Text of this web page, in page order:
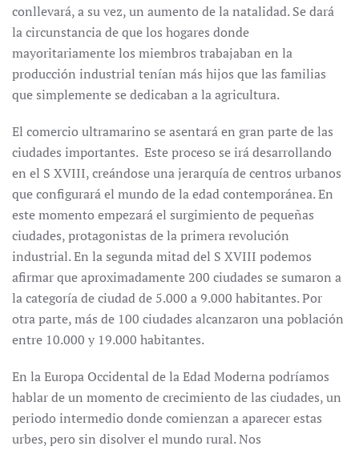
conllevará, a su vez, un aumento de la natalidad. Se dará
la circunstancia de que los hogares donde
mayoritariamente los miembros trabajaban en la
producción industrial tenían más hijos que las familias
que simplemente se dedicaban a la agricultura.
El comercio ultramarino se asentará en gran parte de las
ciudades importantes. Este proceso se irá desarrollando
en el S XVIII, creándose una jerarquía de centros urbanos
que configurará el mundo de la edad contemporánea. En
este momento empezará el surgimiento de pequeñas
ciudades, protagonistas de la primera revolución
industrial. En la segunda mitad del S XVIII podemos
afirmar que aproximadamente 200 ciudades se sumaron a
la categoría de ciudad de 5.000 a 9.000 habitantes. Por
otra parte, más de 100 ciudades alcanzaron una población
entre 10.000 y 19.000 habitantes.
En la Europa Occidental de la Edad Moderna podríamos
hablar de un momento de crecimiento de las ciudades, un
periodo intermedio donde comienzan a aparecer estas
urbes, pero sin disolver el mundo rural. Nos